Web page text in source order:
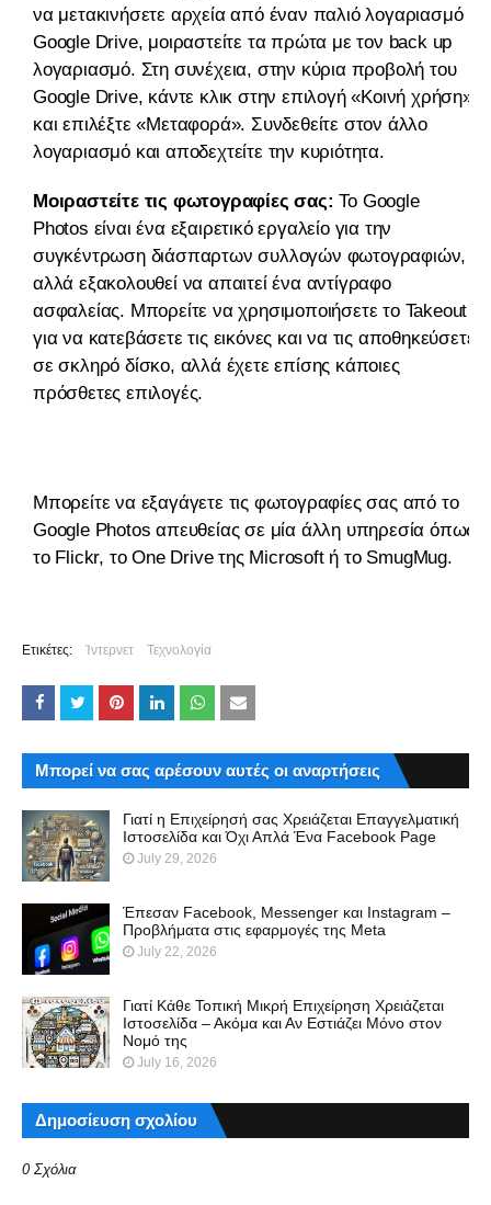
να μετακινήσετε αρχεία από έναν παλιό λογαριασμό
Google Drive, μοιραστείτε τα πρώτα με τον back up
λογαριασμό. Στη συνέχεια, στην κύρια προβολή του
Google Drive, κάντε κλικ στην επιλογή «Κοινή χρήση»
και επιλέξτε «Μεταφορά». Συνδεθείτε στον άλλο
λογαριασμό και αποδεχτείτε την κυριότητα.
Μοιραστείτε τις φωτογραφίες σας: Το Google
Photos είναι ένα εξαιρετικό εργαλείο για την
συγκέντρωση διάσπαρτων συλλογών φωτογραφιών,
αλλά εξακολουθεί να απαιτεί ένα αντίγραφο
ασφαλείας. Μπορείτε να χρησιμοποιήσετε το Takeout
για να κατεβάσετε τις εικόνες και να τις αποθηκεύσετε
σε σκληρό δίσκο, αλλά έχετε επίσης κάποιες
πρόσθετες επιλογές.
Μπορείτε να εξαγάγετε τις φωτογραφίες σας από το
Google Photos απευθείας σε μία άλλη υπηρεσία όπως
το Flickr, το One Drive της Microsoft ή το SmugMug.
Ετικέτες: Ίντερνετ Τεχνολογία
Μπορεί να σας αρέσουν αυτές οι αναρτήσεις
Γιατί η Επιχείρησή σας Χρειάζεται Επαγγελματική
Ιστοσελίδα και Όχι Απλά Ένα Facebook Page
July 29, 2026
Έπεσαν Facebook, Messenger και Instagram –
Προβλήματα στις εφαρμογές της Meta
July 22, 2026
Γιατί Κάθε Τοπική Μικρή Επιχείρηση Χρειάζεται
Ιστοσελίδα – Ακόμα και Αν Εστιάζει Μόνο στον
Νομό της
July 16, 2026
Δημοσίευση σχολίου
0 Σχόλια